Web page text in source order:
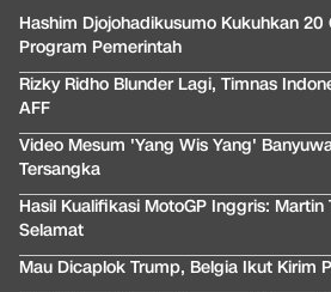
Hashim Djojohadikusumo Kukuhkan 20
Program Pemerintah
Rizky Ridho Blunder Lagi, Timnas
AFF
Video Mesum 'Yang Wis Yang'
Tersangka
Hasil Kualifikasi MotoGP Inggris:
Selamat
Mau Dicaplok Trump, Belgia Ikut Kirim